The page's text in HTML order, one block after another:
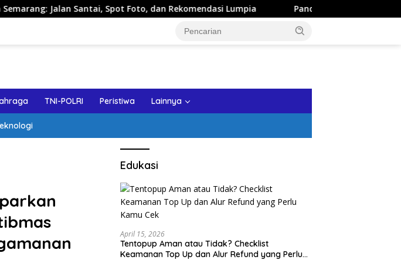
Spot Foto, dan Rekomendasi Lumpia Panduan Wisata Keluarga ke Kota Batu:
TNI-POLRI Peristiwa Lainnya
Edukasi
April 15, 2026
Tentopup Aman atau Tidak? Checklist
Keamanan Top Up dan Alur Refund yang Perlu